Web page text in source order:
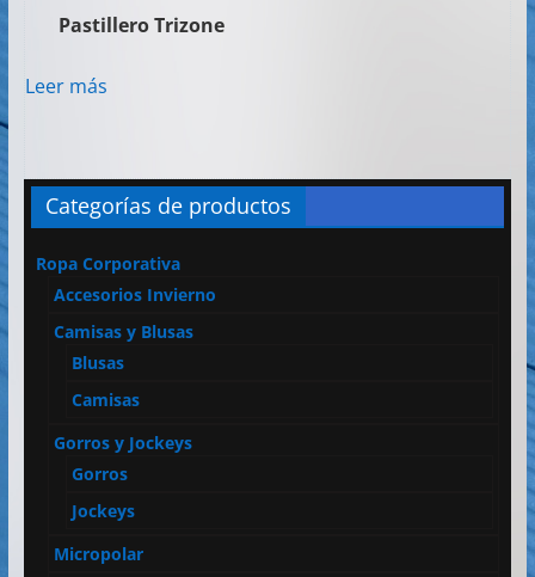
Pastillero Trizone
Leer más
Categorías de productos
Ropa Corporativa
Accesorios Invierno
Camisas y Blusas
Blusas
Camisas
Gorros y Jockeys
Gorros
Jockeys
Micropolar